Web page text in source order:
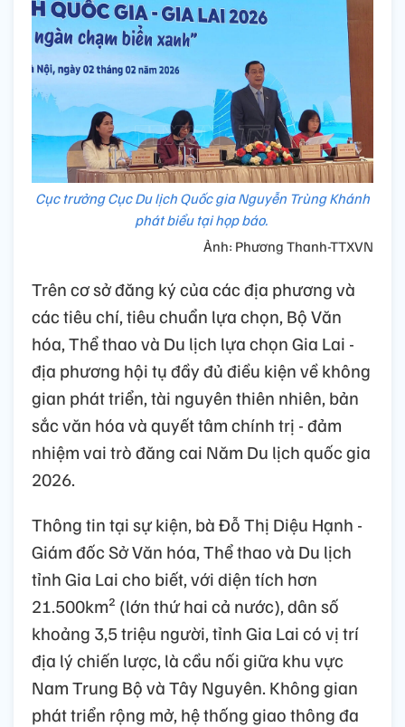
Cục trưởng Cục Du lịch Quốc gia Nguyễn Trùng Khánh
phát biểu tại họp báo.
Ảnh: Phương Thanh-TTXVN
Trên cơ sở đăng ký của các địa phương và
các tiêu chí, tiêu chuẩn lựa chọn, Bộ Văn
hóa, Thể thao và Du lịch lựa chọn Gia Lai -
địa phương hội tụ đầy đủ điều kiện về không
gian phát triển, tài nguyên thiên nhiên, bản
sắc văn hóa và quyết tâm chính trị - đảm
nhiệm vai trò đăng cai Năm Du lịch quốc gia
2026.
Thông tin tại sự kiện, bà Đỗ Thị Diệu Hạnh -
Giám đốc Sở Văn hóa, Thể thao và Du lịch
tỉnh Gia Lai cho biết, với diện tích hơn
21.500km² (lớn thứ hai cả nước), dân số
khoảng 3,5 triệu người, tỉnh Gia Lai có vị trí
địa lý chiến lược, là cầu nối giữa khu vực
Nam Trung Bộ và Tây Nguyên. Không gian
phát triển rộng mở, hệ thống giao thông đa